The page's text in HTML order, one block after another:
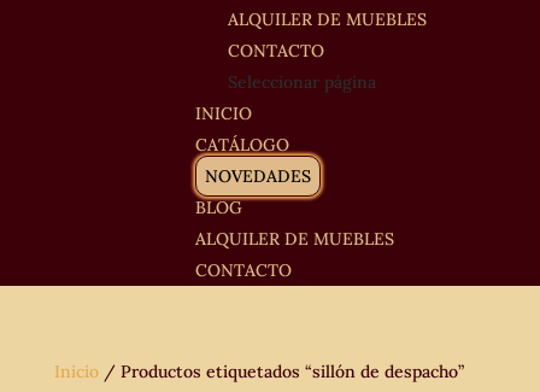
ALQUILER DE MUEBLES
CONTACTO
Seleccionar página
INICIO
CATÁLOGO
NOVEDADES
BLOG
ALQUILER DE MUEBLES
CONTACTO
Inicio/ Productos etiquetados “sillón de despacho”